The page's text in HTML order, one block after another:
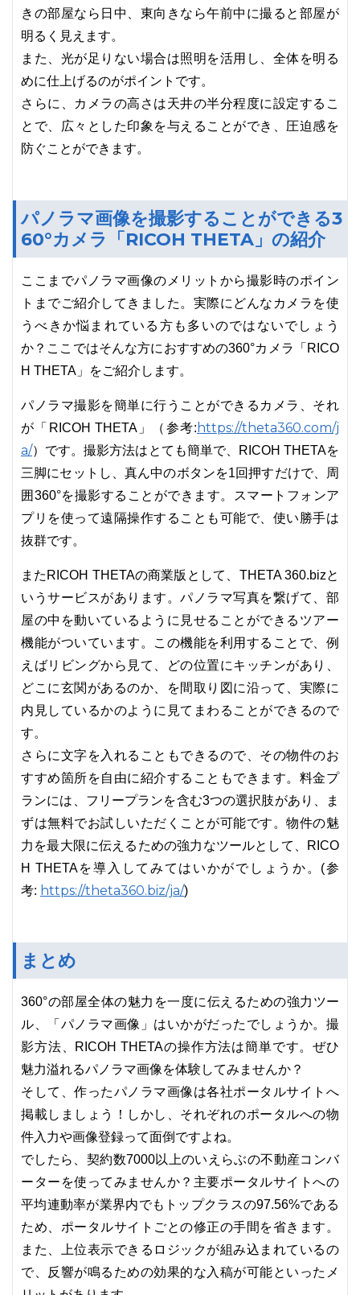
きの部屋なら日中、東向きなら午前中に撮ると部屋が
明るく見えます。
また、光が足りない場合は照明を活用し、全体を明る
めに仕上げるのがポイントです。
さらに、カメラの高さは天井の半分程度に設定するこ
とで、広々とした印象を与えることができ、圧迫感を
防ぐことができます。
パノラマ画像を撮影することができる3
60°カメラ「RICOH THETA」の紹介
ここまでパノラマ画像のメリットから撮影時のポイン
トまでご紹介してきました。実際にどんなカメラを使
うべきか悩まれている方も多いのではないでしょう
か？ここではそんな方におすすめの360°カメラ「RICO
H THETA」をご紹介します。
パノラマ撮影を簡単に行うことができるカメラ、それ
が「RICOH THETA」（参考: https://theta360.com/j
a/）です。撮影方法はとても簡単で、RICOH THETAを
三脚にセットし、真ん中のボタンを1回押すだけで、周
囲360°を撮影することができます。スマートフォンア
プリを使って遠隔操作することも可能で、使い勝手は
抜群です。
またRICOH THETAの商業版として、THETA 360.bizと
いうサービスがあります。パノラマ写真を繋げて、部
屋の中を動いているように見せることができるツアー
機能がついています。この機能を利用することで、例
えばリビングから見て、どの位置にキッチンがあり、
どこに玄関があるのか、を間取り図に沿って、実際に
内見しているかのように見てまわることができるので
す。
さらに文字を入れることもできるので、その物件のお
すすめ箇所を自由に紹介することもできます。料金プ
ランには、フリープランを含む3つの選択肢があり、ま
ずは無料でお試しいただくことが可能です。物件の魅
力を最大限に伝えるための強力なツールとして、RICO
H THETAを導入してみてはいかがでしょうか。(参
考: https://theta360.biz/ja/)
まとめ
360°の部屋全体の魅力を一度に伝えるための強力ツー
ル、「パノラマ画像」はいかがだったでしょうか。撮
影方法、RICOH THETAの操作方法は簡単です。ぜひ
魅力溢れるパノラマ画像を体験してみませんか？
そして、作ったパノラマ画像は各社ポータルサイトへ
掲載しましょう！しかし、それぞれのポータルへの物
件入力や画像登録って面倒ですよね。
でしたら、契約数7000以上のいえらぶの不動産コンバ
ーターを使ってみませんか？主要ポータルサイトへの
平均連動率が業界内でもトップクラスの97.56%である
ため、ポータルサイトごとの修正の手間を省きます。
また、上位表示できるロジックが組み込まれているの
で、反響が鳴るための効果的な入稿が可能といったメ